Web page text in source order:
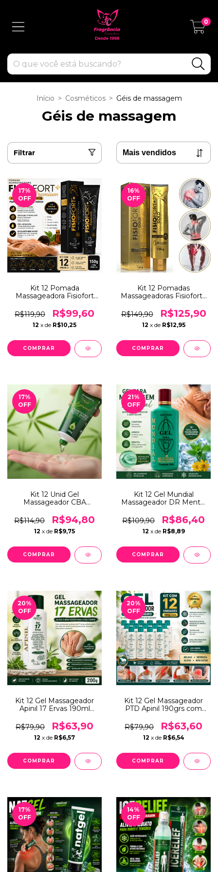
0
Início > Cosméticos > Géis de massagem
Géis de massagem
Filtrar
17%
OFF
Kit 12 Pomada
Massageadora Fisiofort
Muscular Imediato, Ação
Térmica e Relaxamento
Profundo
R$119,90 R$99,60
12 x de R$10,25
16%
OFF
Kit 12 Pomadas
Massageadoras Fisiofort+
e Relaxante Corporal
R$149,90 R$125,90
12 x de R$12,95
17%
OFF
Kit 12 Unid Gel
Massageador CBA
Muscular Relaxante
Corporal
R$114,90 R$94,80
12 x de R$9,75
21%
OFF
Kit 12 Gel Mundial
Massageador DR Mentol
200grs
R$109,90 R$86,40
12 x de R$8,89
20%
OFF
Kit 12 Gel Massageador
Apinil 17 Ervas 190ml
Refrescante Com Arnica
Mentol Cânfora
R$79,90 R$63,90
12 x de R$6,57
20%
OFF
Kit 12 Gel Massageador
PTD Apinil 190grs com
Massagem Relaxante
Dores e Alivio Musculares
e Relaxamento Corporal
R$79,90 R$63,60
12 x de R$6,54
17%
OFF
14%
OFF